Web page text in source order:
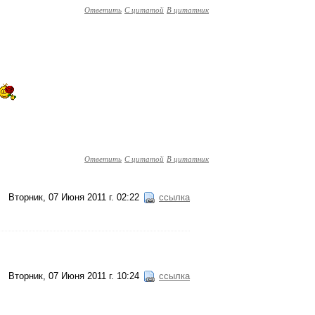
Ответить С цитатой В цитатник
Ответить С цитатой В цитатник
Вторник, 07 Июня 2011 г. 02:22 ссылка
Вторник, 07 Июня 2011 г. 10:24 ссылка